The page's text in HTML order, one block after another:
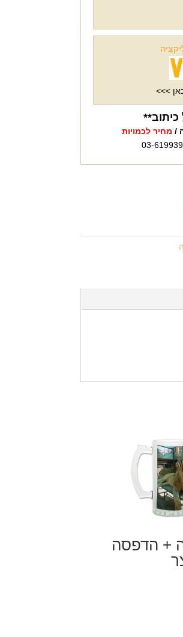
>>>
כיתוב**
/ מחיר לכמויות
+ הדפסה